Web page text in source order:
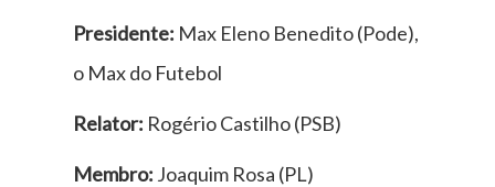
Presidente: Max Eleno Benedito (Pode),
o Max do Futebol
Relator: Rogério Castilho (PSB)
Membro: Joaquim Rosa (PL)